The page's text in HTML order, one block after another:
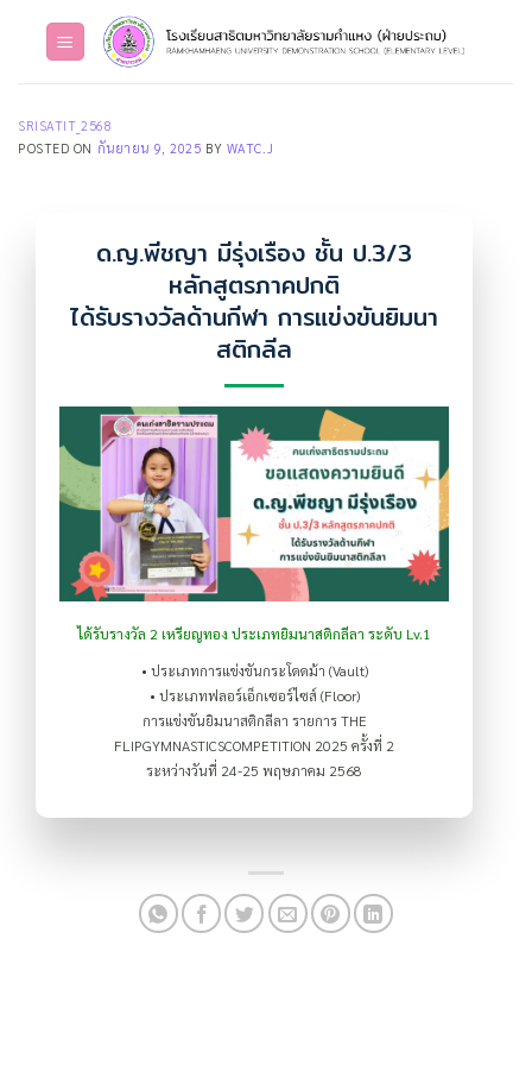
SRISATIT_2568
POSTED ON กันยายน 9, 2025 BY WATC.J
ด.ญ.พีชญา มีรุ่งเรือง ชั้น ป.3/3
หลักสูตรภาคปกติ
ได้รับรางวัลด้านกีฬา การแข่งขันยิมนา
สติกลีล
ได้รับรางวัล 2 เหรียญทอง ประเภทยิมนาสติกลีลา ระดับ Lv.1
• ประเภทการแข่งขันกระโดดม้า (Vault)
• ประเภทฟลอร์เอ็กเซอร์ไซส์ (Floor)
การแข่งขันยิมนาสติกลีลา รายการ THE
FLIPGYMNASTICSCOMPETITION 2025 ครั้งที่ 2
ระหว่างวันที่ 24-25 พฤษภาคม 2568